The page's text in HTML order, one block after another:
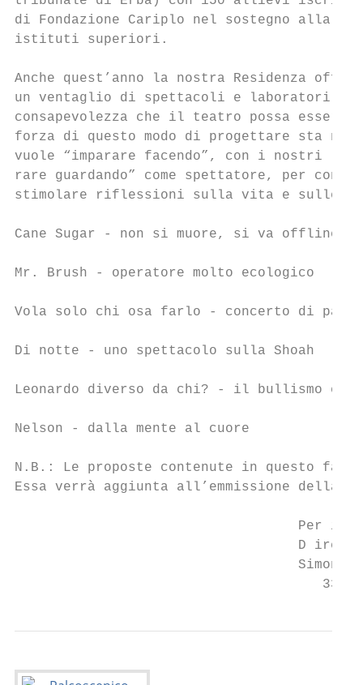
di Fondazione Cariplo nel sostegno alla
istituti superiori.
Anche quest’anno la nostra Residenza
un ventaglio di spettacoli e laboratori
consapevolezza che il teatro possa
forza di questo modo di progettare sta
vuole “imparare facendo”, con i nostri
rare guardando” come spettatore, per
stimolare riflessioni sulla vita e sulle
Cane Sugar - non si muore, si va
Mr. Brush - operatore molto
Vola solo chi osa farlo - concerto di
Di notte - uno spettacolo sulla
Leonardo diverso da chi? - il bullismo
Nelson - dalla mente al cuore
N.B.: Le proposte contenute in questo
Essa verrà aggiunta all’emmissione della
Per
D
Simone
335